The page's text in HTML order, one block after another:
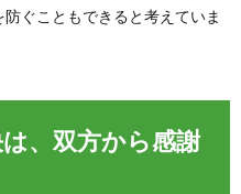
ぐこともできると考えていま
、双方から感謝